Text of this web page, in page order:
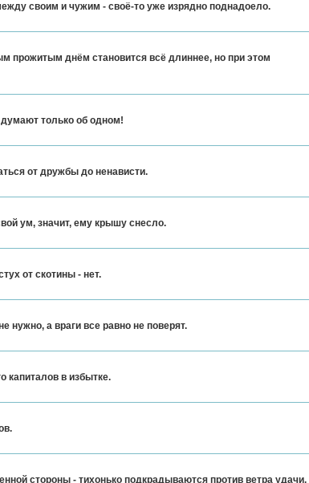
своим и чужим - своё-то уже изрядно поднадоело.
прожитым днём становится всё длиннее, но при этом
только об одном!
от дружбы до ненависти.
ум, значит, ему крышу снесло.
от скотины - нет.
нужно, а враги все равно не поверят.
капиталов в избытке.
стороны - тихонько подкрадываются против ветра удачи.